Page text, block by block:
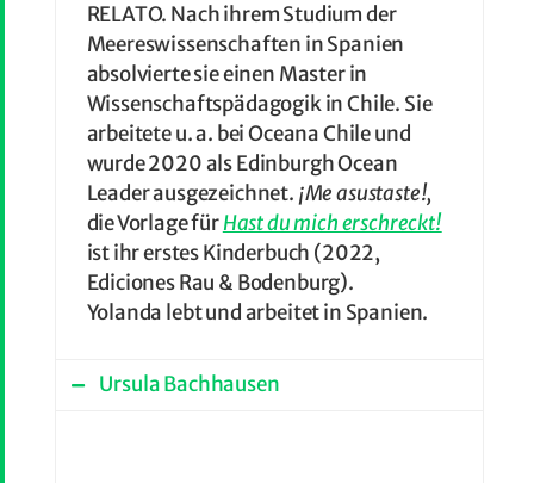
RELATO. Nach ihrem Studium der
Meereswissenschaften in Spanien
absolvierte sie einen Master in
Wissenschaftspädagogik in Chile. Sie
arbeitete u. a. bei Oceana Chile und
wurde 2020 als Edinburgh Ocean
Leader ausgezeichnet. ¡Me asustaste!,
die Vorlage fürHast du mich erschreckt!
ist ihr erstes Kinderbuch (2022,
Ediciones Rau & Bodenburg).
Yolanda lebt und arbeitet in Spanien.
Ursula Bachhausen